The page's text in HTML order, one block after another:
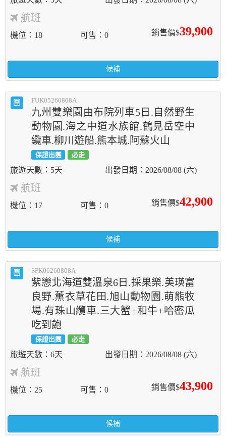
航班
銷售價$39,900
機位 18 可售 0
候補
團 FUK05260808A
九州雙樂園由布院列車5日.自然野生
動物園.海之中道水族館.鶴見岳空中
纜車.柳川遊船.熊本城.阿蘇火山
保證出團 必走
5天 2026/08/08 (六)
航班
銷售價$42,900
機位 17 可售 0
候補
團 SPK06260808A
紫戀北海道雙溫泉6日.採果樂.美瑛富
良野.薰衣草花田.旭山動物園.萌熊牧
場.有珠山纜車.三大蟹+和牛+哈密瓜
吃到飽
保證出團 必走
6天 2026/08/08 (六)
航班
銷售價$43,900
機位 25 可售 0
候補